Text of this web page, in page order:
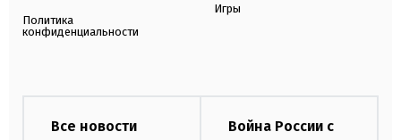
Политика
конфиденциальности
Игры
Все новости
Война России с